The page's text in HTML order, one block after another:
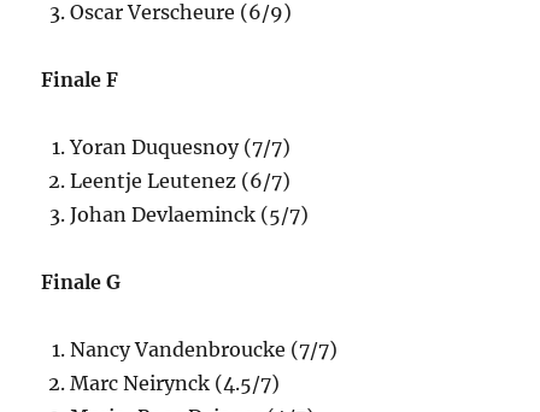
Oscar Verscheure (6/9)
Finale F
Yoran Duquesnoy (7/7)
Leentje Leutenez (6/7)
Johan Devlaeminck (5/7)
Finale G
Nancy Vandenbroucke (7/7)
Marc Neirynck (4.5/7)